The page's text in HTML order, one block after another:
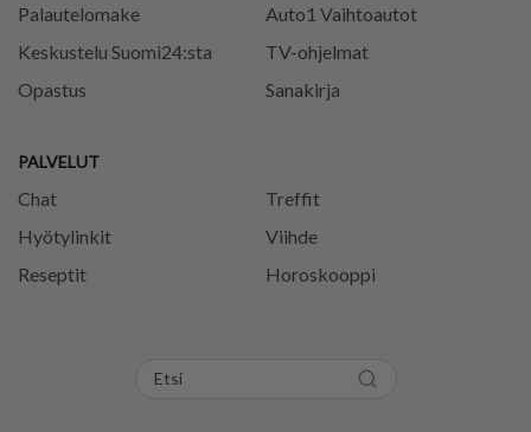
Palautelomake
Keskustelu Suomi24:sta
Opastus
PALVELUT
Chat
Treffit
Hyötylinkit
Viihde
Reseptit
Horoskooppi
Auto1 Vaihtoautot
TV-ohjelmat
Sanakirja